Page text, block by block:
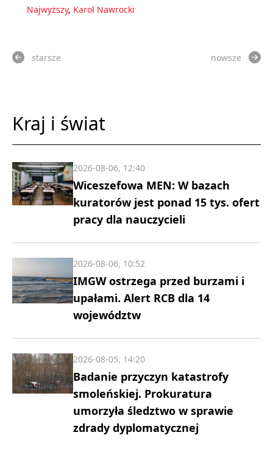
Najwyższy, Karol Nawrocki
starsze nowsze
Kraj i świat
Wiceszefowa MEN: W bazach
kuratorów jest ponad 15 tys. ofert
pracy dla nauczycieli
2026-08-06, 12:40
IMGW ostrzega przed burzami i
upałami. Alert RCB dla 14
województw
2026-08-06, 10:52
Badanie przyczyn katastrofy
smoleńskiej. Prokuratura
umorzyła śledztwo w sprawie
zdrady dyplomatycznej
2026-08-05, 14:20